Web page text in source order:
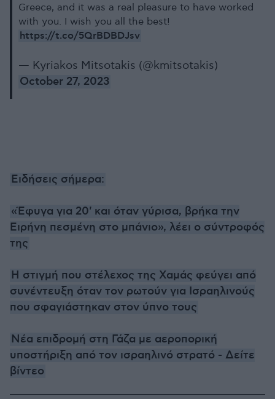
Greece, and it was a real pleasure to have worked
with you. I wish you all the best!
https://t.co/5QrBDBDJsv
— Kyriakos Mitsotakis (@kmitsotakis)
October 27, 2023
Ειδήσεις σήμερα:
«Έφυγα για 20' και όταν γύρισα, βρήκα την
Ειρήνη πεσμένη στο μπάνιο», λέει ο σύντροφός
της
H στιγμή που στέλεχος της Χαμάς φεύγει από
συνέντευξη όταν τον ρωτούν για Ισραηλινούς
που σφαγιάστηκαν στον ύπνο τους
Νέα επιδρομή στη Γάζα με αεροπορική
υποστήριξη από τον ισραηλινό στρατό - Δείτε
βίντεο